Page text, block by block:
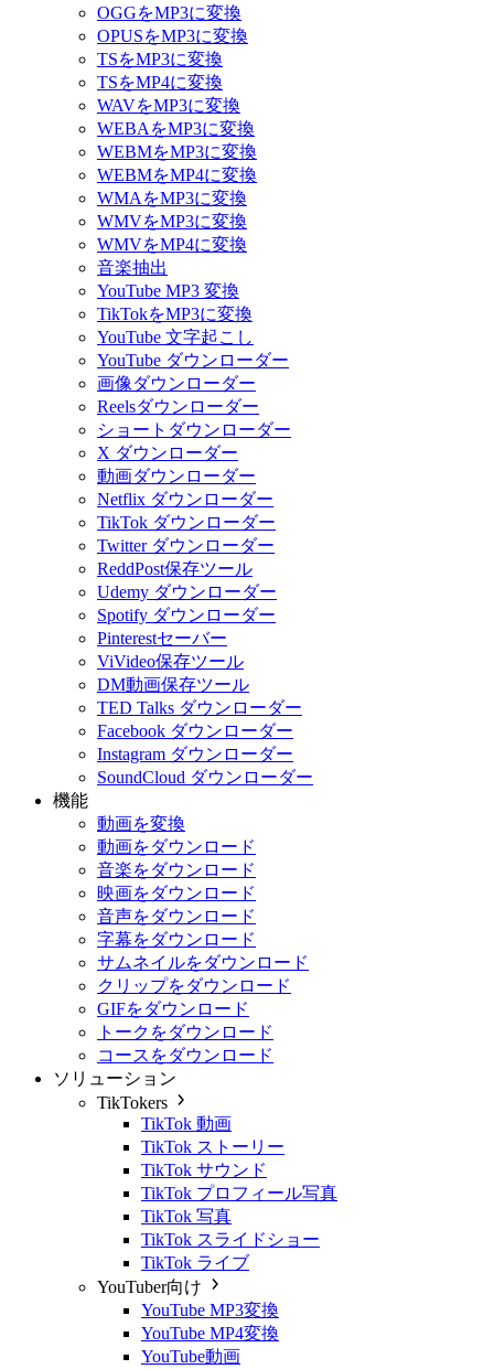
OGGをMP3に変換
OPUSをMP3に変換
TSをMP3に変換
TSをMP4に変換
WAVをMP3に変換
WEBAをMP3に変換
WEBMをMP3に変換
WEBMをMP4に変換
WMAをMP3に変換
WMVをMP3に変換
WMVをMP4に変換
音楽抽出
YouTube MP3 変換
TikTokをMP3に変換
YouTube 文字起こし
YouTube ダウンローダー
画像ダウンローダー
Reelsダウンローダー
ショートダウンローダー
X ダウンローダー
動画ダウンローダー
Netflix ダウンローダー
TikTok ダウンローダー
Twitter ダウンローダー
ReddPost保存ツール
Udemy ダウンローダー
Spotify ダウンローダー
Pinterestセーバー
ViVideo保存ツール
DM動画保存ツール
TED Talks ダウンローダー
Facebook ダウンローダー
Instagram ダウンローダー
SoundCloud ダウンローダー
機能
動画を変換
動画をダウンロード
音楽をダウンロード
映画をダウンロード
音声をダウンロード
字幕をダウンロード
サムネイルをダウンロード
クリップをダウンロード
GIFをダウンロード
トークをダウンロード
コースをダウンロード
ソリューション
TikTokers
TikTok 動画
TikTok ストーリー
TikTok サウンド
TikTok プロフィール写真
TikTok 写真
TikTok スライドショー
TikTok ライブ
YouTuber向け
YouTube MP3変換
YouTube MP4変換
YouTube動画